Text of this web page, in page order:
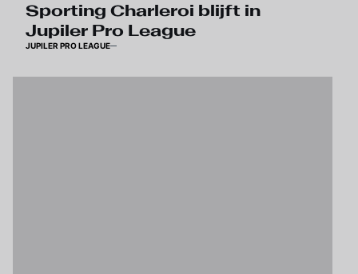
Sporting Charleroi blijft in
Jupiler Pro League
JUPILER PRO LEAGUE